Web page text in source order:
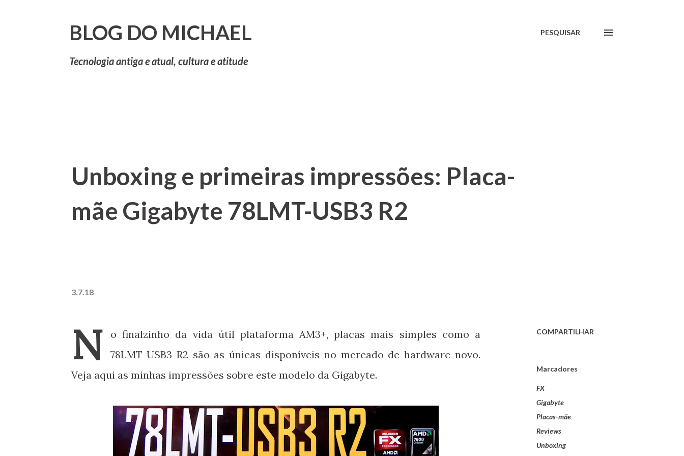
BLOG DO MICHAEL
Tecnologia antiga e atual, cultura e atitude
PESQUISAR
Unboxing e primeiras impressões: Placa-
mãe Gigabyte 78LMT-USB3 R2
3.7.18
N
o finalzinho da vida útil plataforma AM3+, placas mais simples como a
78LMT-USB3 R2 são as únicas disponíveis no mercado de hardware novo.
Veja aqui as minhas impressões sobre este modelo da Gigabyte.
COMPARTILHAR
Marcadores
FX
Gigabyte
Placas-mãe
Reviews
Unboxing